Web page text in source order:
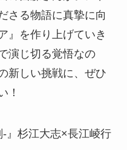
さる物語に真摯に向
』を作り上げていき
演じ切る覚悟なの
新しい挑戦に、ぜひ
！